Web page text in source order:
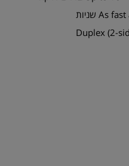
Duplex (2-